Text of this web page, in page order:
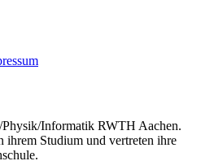
Informatik RWTH Aachen.
ihrem Studium und vertreten ihre